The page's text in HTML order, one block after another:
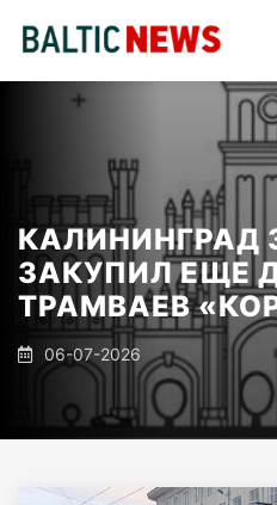
КАЛИНИНГРАД
ЗАКУПИЛ ЕЩЕ
ТРАМВАЕВ
06-07-2026